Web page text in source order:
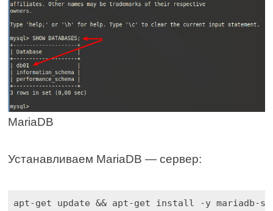
MariaDB
Устанавливаем MariaDB — сервер:
apt-get update && apt-get install -y mariadb-